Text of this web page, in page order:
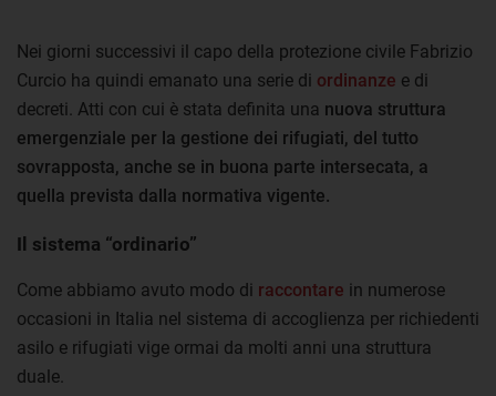
Nei giorni successivi il capo della protezione civile Fabrizio
Curcio ha quindi emanato una serie di ordinanze e di
decreti. Atti con cui è stata definita una nuova struttura
emergenziale per la gestione dei rifugiati, del tutto
sovrapposta, anche se in buona parte intersecata, a
quella prevista dalla normativa vigente.
Il sistema “ordinario”
Come abbiamo avuto modo di raccontare in numerose
occasioni in Italia nel sistema di accoglienza per richiedenti
asilo e rifugiati vige ormai da molti anni una struttura
duale.